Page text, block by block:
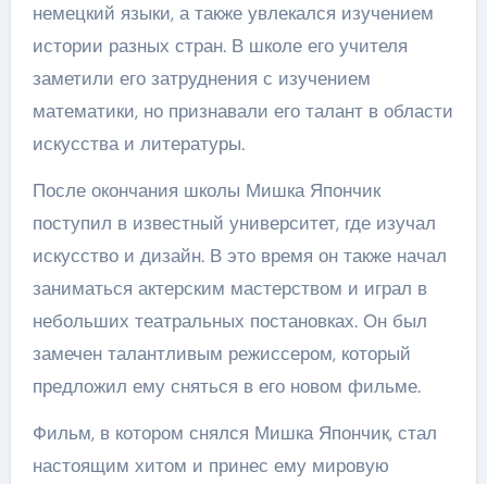
немецкий языки, а также увлекался изучением
истории разных стран. В школе его учителя
заметили его затруднения с изучением
математики, но признавали его талант в области
искусства и литературы.
После окончания школы Мишка Япончик
поступил в известный университет, где изучал
искусство и дизайн. В это время он также начал
заниматься актерским мастерством и играл в
небольших театральных постановках. Он был
замечен талантливым режиссером, который
предложил ему сняться в его новом фильме.
Фильм, в котором снялся Мишка Япончик, стал
настоящим хитом и принес ему мировую